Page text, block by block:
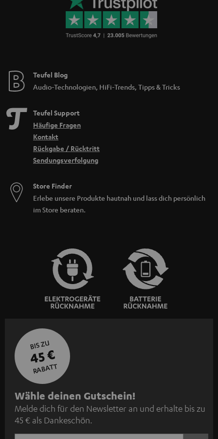
Teufel Blog
Audio-Technologien, HiFi-Trends, Tipps & Tricks
Teufel Support
Häufige Fragen
Kontakt
Rückgabe / Rücktritt
Sendungsverfolgung
Store Finder
Erlebe unsere Produkte hautnah und lass dich persönlich
im Store beraten.
BIS ZU
45 €
RABATT
N
e
w
Wähle deinen Gutschein!
Melde dich für den Newsletter an und erhalte bis zu
45 € als Dankeschön.